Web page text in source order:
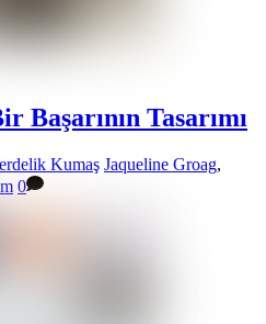
Başarının Tasarımı
Kumaş Jaqueline Groag,
0